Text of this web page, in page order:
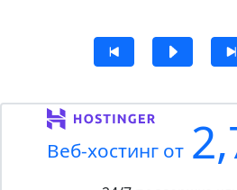
Веб-хостинг от